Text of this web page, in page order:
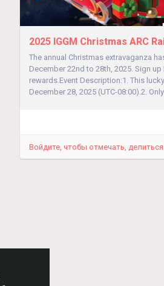
2025 IGGM Christmas ARC
The annual Christmas extravaganza
December 22nd to 28th, 2025. Sign
rewards.Event Description:1. This
December 28, 2025 (UTC-08:00).2.
Войдите, чтобы отмечать,